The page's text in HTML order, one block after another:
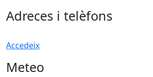
Adreces i telèfons
Accedeix
Meteo